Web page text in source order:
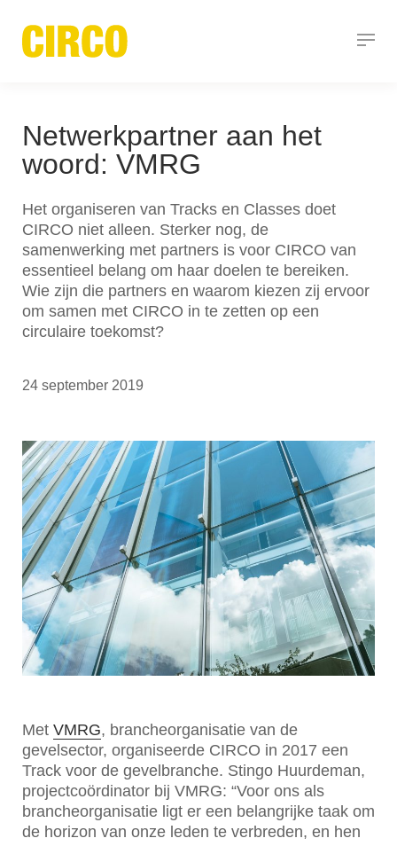
Netwerkpartner aan het
woord: VMRG
Het organiseren van Tracks en Classes doet
CIRCO niet alleen. Sterker nog, de
samenwerking met partners is voor CIRCO van
essentieel belang om haar doelen te bereiken.
Wie zijn die partners en waarom kiezen zij ervoor
om samen met CIRCO in te zetten op een
circulaire toekomst?
24 september 2019
Met VMRG, brancheorganisatie van de
gevelsector, organiseerde CIRCO in 2017 een
Track voor de gevelbranche. Stingo Huurdeman,
projectcoördinator bij VMRG: “Voor ons als
brancheorganisatie ligt er een belangrijke taak om
de horizon van onze leden te verbreden, en hen